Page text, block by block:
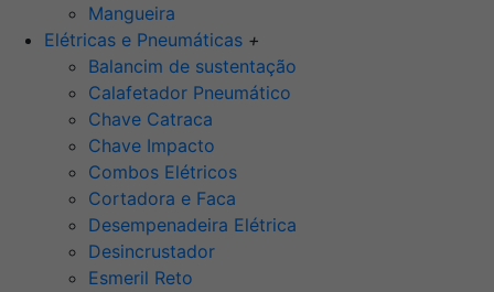
Mangueira
Elétricas e Pneumáticas +
Balancim de sustentação
Calafetador Pneumático
Chave Catraca
Chave Impacto
Combos Elétricos
Cortadora e Faca
Desempenadeira Elétrica
Desincrustador
Esmeril Reto